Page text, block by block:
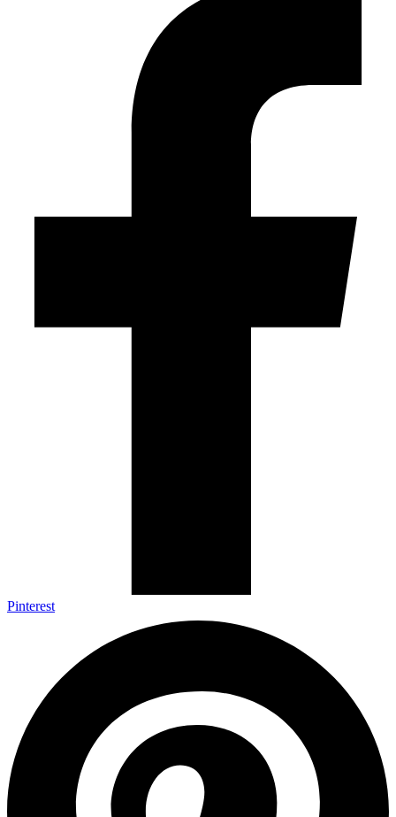
Pinterest